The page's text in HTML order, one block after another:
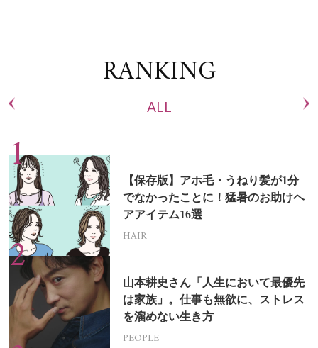
RANKING
ALL
【保存版】アホ毛・うねり髪が1分
でなかったことに！猛暑のお助けヘ
アアイテム16選
HAIR
山本耕史さん「人生において最優先
は家族」。仕事も無欲に、ストレス
を溜めない生き方
PEOPLE